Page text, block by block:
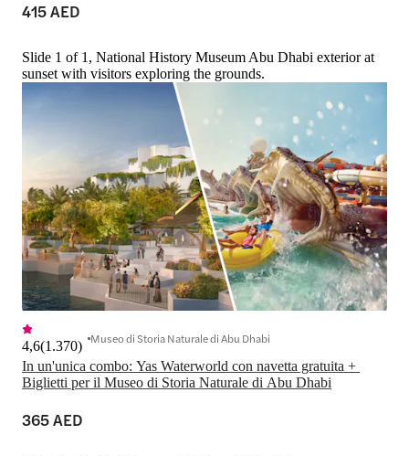
415 AED
Slide 1 of 1, National History Museum Abu Dhabi exterior at
sunset with visitors exploring the grounds.
In un'unica combo: Yas Waterworld con navetta gratuita +
Biglietti per il Museo di Storia Naturale di Abu Dhabi
4,6(1.370) Museo di Storia Naturale di Abu Dhabi
365 AED